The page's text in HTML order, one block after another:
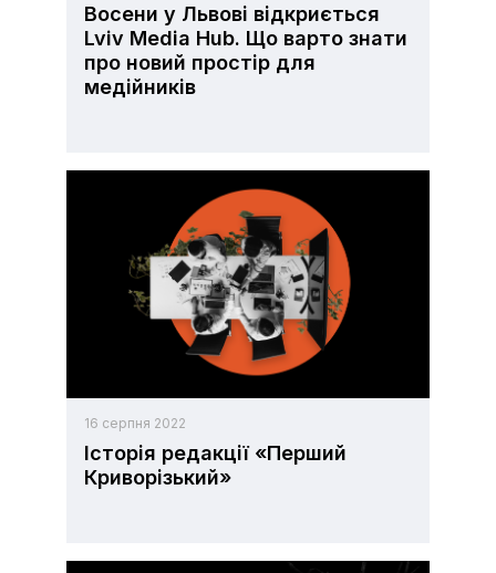
Восени у Львові відкриється
Lviv Media Hub. Що варто знати
про новий простір для
медійників
16 серпня 2022
Історія редакції «Перший
Криворізький»